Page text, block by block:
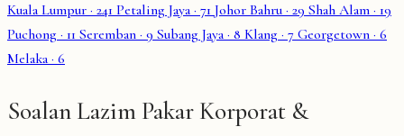
Kuala Lumpur · 241 Petaling Jaya· 71 Johor Bahru · 29 Shah Alam · 19
Puchong · 11 Seremban · 9 Subang Jaya· 8 Klang · 7 Georgetown · 6
Melaka· 6
Soalan Lazim Pakar Korporat &